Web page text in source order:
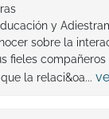
y
sobre la
fieles compañeros
la relaci&oa...